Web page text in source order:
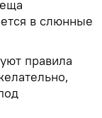
в слюнные
правила